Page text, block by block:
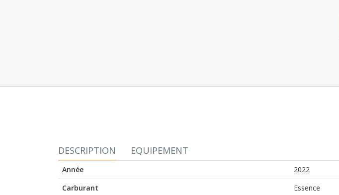
DESCRIPTION EQUIPEMENT
Année
2022
Carburant
Essence